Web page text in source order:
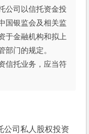
司以信托资金投
国银监会及相关监
于金融机构和拟上
管部门的规定。
信托业务，应当符
司私人股权投资